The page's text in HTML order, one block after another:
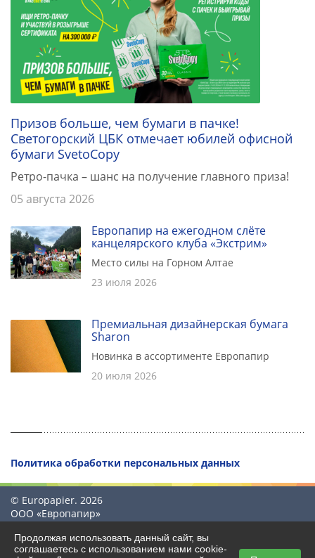
Призов больше, чем бумаги в пачке!
Светогорский ЦБК отмечает юбилей офисной
бумаги SvetoCopy
Ретро-пачка – шанс на получение главного приза!
05 августа 2026
Европапир на ежегодном слёте
канцелярского клуба «Экстрим»
Место силы на Горном Алтае
23 июля 2026
Премиальная дизайнерская бумага
Sharon
Новинка в ассортименте Европапир
20 июля 2026
Политика обработки персональных данных
© Europapier. 2026
ООО «Европапир»
Продолжая использовать данный сайт, вы
соглашаетесь с использованием нами cookie-